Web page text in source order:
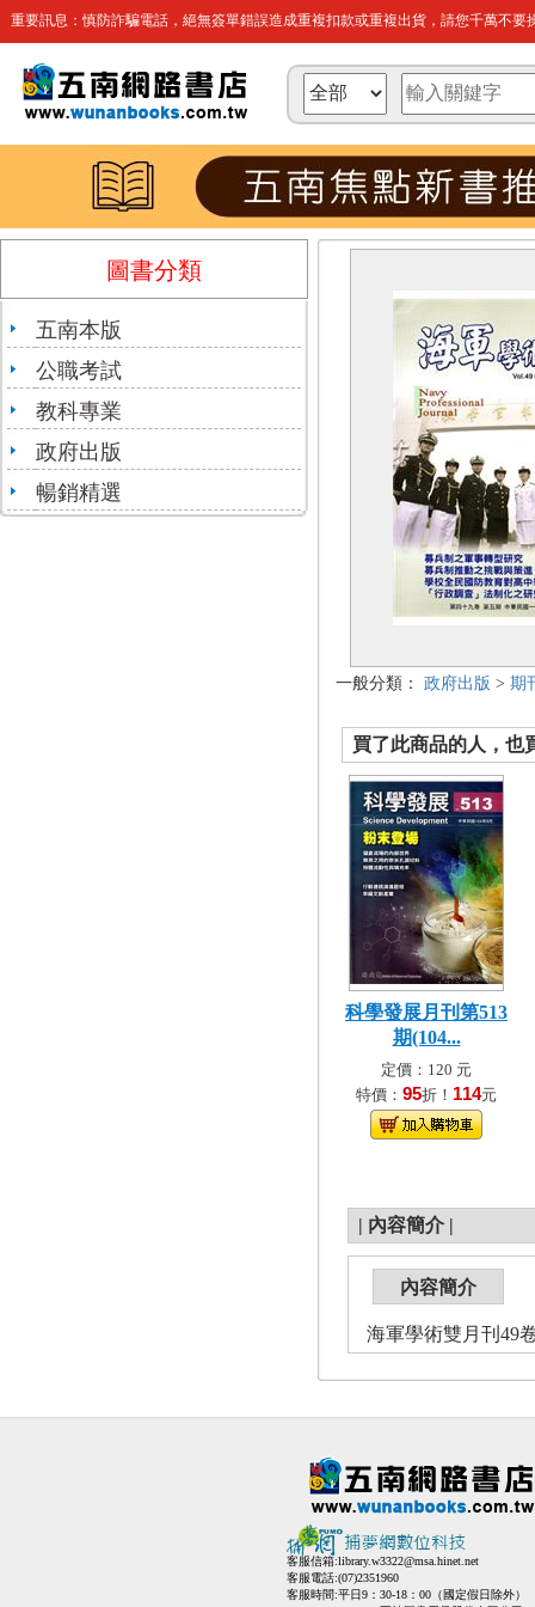
重要訊息：慎防詐騙電話，絕無簽單錯誤造成重複扣款或重複出貨，請您千萬不要
圖書分類
五南本版
公職考試
教科專業
政府出版
暢銷精選
一般分類： 政府出版 > 期
買了此商品的人，也
科學發展月刊第513
期(104...
定價：120 元
特價： 95折！ 114元
| 內容簡介 |
內容簡介
海軍學術雙月刊49
客服信箱:library.w3322@msa.hinet.net
客服電話:(07)2351960
客服時間:平日9：30-18：00（國定假日除外）